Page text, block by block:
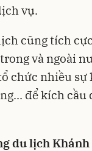
vụ.
cũng tích
và ngoài
chức nhiều
để kích
du lịch Khánh